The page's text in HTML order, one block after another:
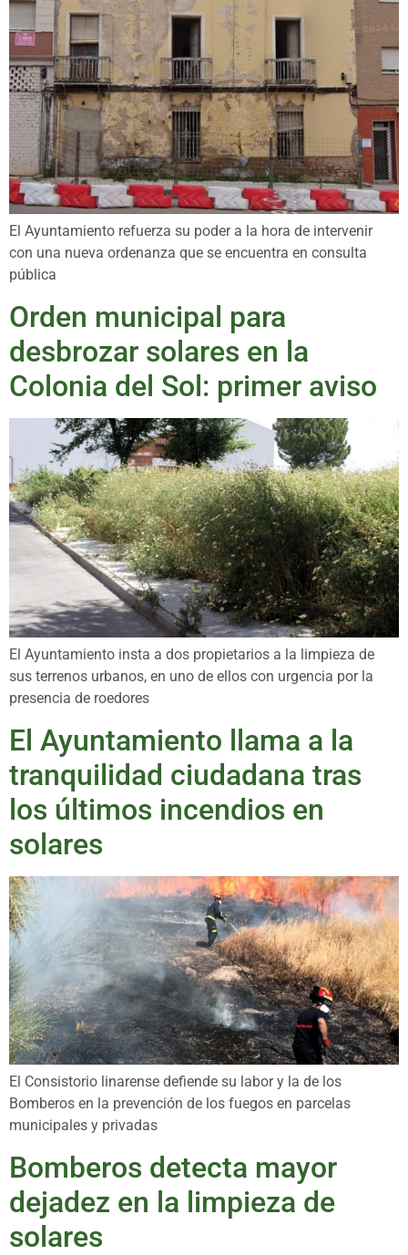
El Ayuntamiento refuerza su poder a la hora de intervenir
con una nueva ordenanza que se encuentra en consulta
pública
Orden municipal para
desbrozar solares en la
Colonia del Sol: primer aviso
El Ayuntamiento insta a dos propietarios a la limpieza de
sus terrenos urbanos, en uno de ellos con urgencia por la
presencia de roedores
El Ayuntamiento llama a la
tranquilidad ciudadana tras
los últimos incendios en
solares
El Consistorio linarense defiende su labor y la de los
Bomberos en la prevención de los fuegos en parcelas
municipales y privadas
Bomberos detecta mayor
dejadez en la limpieza de
solares